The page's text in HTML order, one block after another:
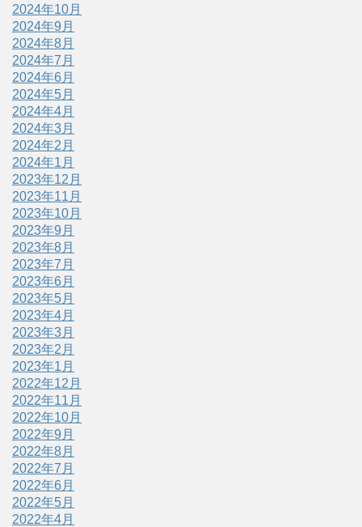
2024年10月
2024年9月
2024年8月
2024年7月
2024年6月
2024年5月
2024年4月
2024年3月
2024年2月
2024年1月
2023年12月
2023年11月
2023年10月
2023年9月
2023年8月
2023年7月
2023年6月
2023年5月
2023年4月
2023年3月
2023年2月
2023年1月
2022年12月
2022年11月
2022年10月
2022年9月
2022年8月
2022年7月
2022年6月
2022年5月
2022年4月